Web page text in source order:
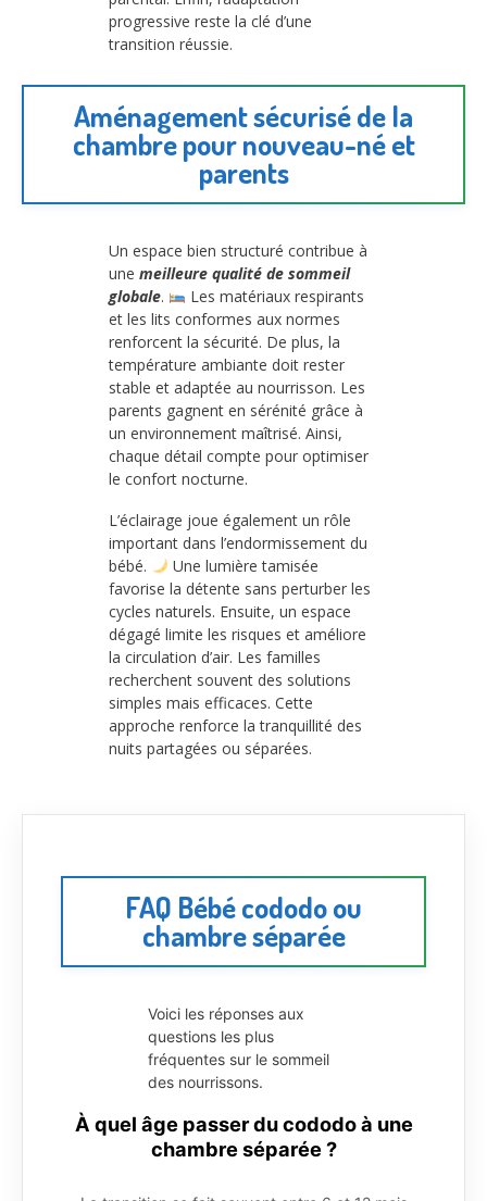
progressive reste la clé d’une
transition réussie.
Aménagement sécurisé de la
chambre pour nouveau-né et
parents
Un espace bien structuré contribue à
une meilleure qualité de sommeil
globale.
Les matériaux respirants
et les lits conformes aux normes
renforcent la sécurité. De plus, la
température ambiante doit rester
stable et adaptée au nourrisson. Les
parents gagnent en sérénité grâce à
un environnement maîtrisé. Ainsi,
chaque détail compte pour optimiser
le confort nocturne.
L’éclairage joue également un rôle
important dans l’endormissement du
bébé.
Une lumière tamisée
favorise la détente sans perturber les
cycles naturels. Ensuite, un espace
dégagé limite les risques et améliore
la circulation d’air. Les familles
recherchent souvent des solutions
simples mais efficaces. Cette
approche renforce la tranquillité des
nuits partagées ou séparées.
FAQ Bébé cododo ou
chambre séparée
Voici les réponses aux
questions les plus
fréquentes sur le sommeil
des nourrissons.
À quel âge passer du cododo à une
chambre séparée ?